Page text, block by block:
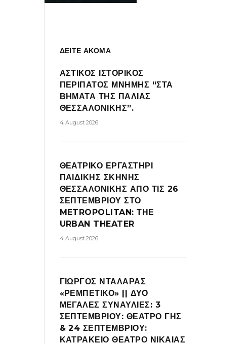
ΔΕΙΤΕ ΑΚΟΜΑ
ΑΣΤΙΚΟΣ ΙΣΤΟΡΙΚΟΣ
ΠΕΡΙΠΑΤΟΣ ΜΝΗΜΗΣ “ΣΤΑ
ΒΗΜΑΤΑ ΤΗΣ ΠΑΛΙΑΣ
ΘΕΣΣΑΛΟΝΙΚΗΣ”.
4 August 2026
ΘΕΑΤΡΙΚΟ ΕΡΓΑΣΤΗΡΙ
ΠΑΙΔΙΚΗΣ ΣΚΗΝΗΣ
ΘΕΣΣΑΛΟΝΙΚΗΣ ΑΠΟ ΤΙΣ 26
ΣΕΠΤΕΜΒΡΙΟΥ ΣΤΟ
METROPOLITAN: ΤΗΕ
URBAN THEATER
4 August 2026
ΓΙΩΡΓΟΣ ΝΤΑΛΑΡΑΣ
«ΡΕΜΠΕΤΙΚΟ» || ΔΥΟ
ΜΕΓΑΛΕΣ ΣΥΝΑΥΛΙΕΣ: 3
ΣΕΠΤΕΜΒΡΙΟΥ: ΘΕΑΤΡΟ ΓΗΣ
& 24 ΣΕΠΤΕΜΒΡΙΟΥ:
ΚΑΤΡΑΚΕΙΟ ΘΕΑΤΡΟ ΝΙΚΑΙΑΣ